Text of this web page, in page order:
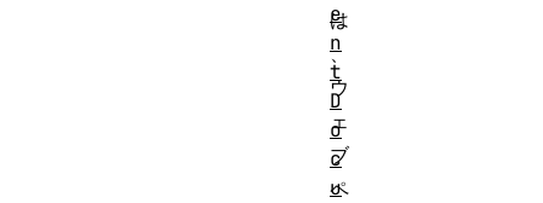
は
、
ウ
ェ
ブ
ペ
e
n
t
D
o
c
u